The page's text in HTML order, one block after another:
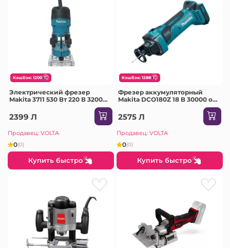
КэшБэк: 1200
Электрический фрезер
Makita 3711 530 Вт 220 В 32000
2399 Л
Продавец: VOLTA
0(0)
Купить быстро
КэшБэк: 1288
Фрезер аккумуляторный
Makita DCO180Z 18 В 30000 об/
2575 Л
Продавец: VOLTA
0(0)
Купить быстро